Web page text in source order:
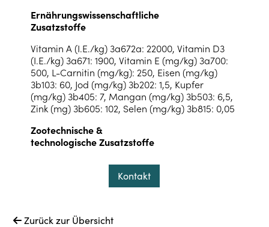
Ernährungswissenschaftliche
Zusatzstoffe
Vitamin A (I.E./kg) 3a672a: 22000, Vitamin D3
(I.E./kg) 3a671: 1900, Vitamin E (mg/kg) 3a700:
500, L-Carnitin (mg/kg): 250, Eisen (mg/kg)
3b103: 60, Jod (mg/kg) 3b202: 1,5, Kupfer
(mg/kg) 3b405: 7, Mangan (mg/kg) 3b503: 6,5,
Zink (mg) 3b605: 102, Selen (mg/kg) 3b815: 0,05
Zootechnische &
technologische Zusatzstoffe
Kontakt
Zurück zur Übersicht